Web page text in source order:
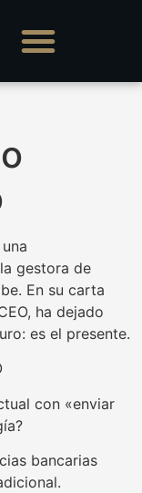
gestora de
En su carta
ha dejado
es el presente.
con «enviar
bancarias